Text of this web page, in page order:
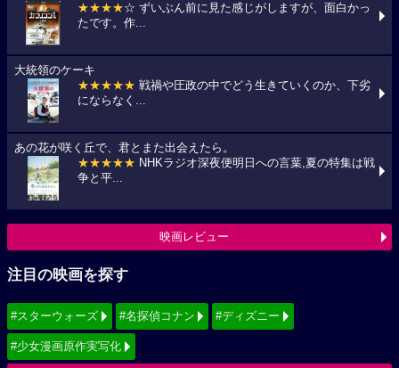
★★★★☆ ずいぶん前に見た感じがしますが、面白かっ
たです。作...
大統領のケーキ
★★★★★ 戦禍や圧政の中でどう生きていくのか、下劣
にならなく...
あの花が咲く丘で、君とまた出会えたら。
★★★★★ NHKラジオ深夜便明日への言葉,夏の特集は戦
争と平...
映画レビュー
注目の映画を探す
#スターウォーズ #名探偵コナン #ディズニー
#少女漫画原作実写化